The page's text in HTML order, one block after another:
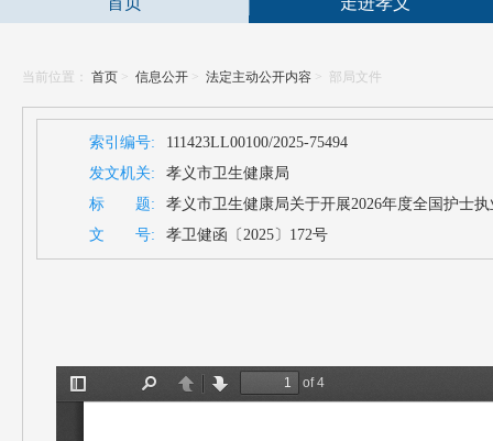
当前位置： 首页 > 信息公开 > 法定主动公开内容 > 部局文件
索引编号:
111423LL00100/2025-75494
发文机关:
孝义市卫生健康局
标 题:
孝义市卫生健康局关于开展2026年度全国护士
文 号:
孝卫健函〔2025〕172号